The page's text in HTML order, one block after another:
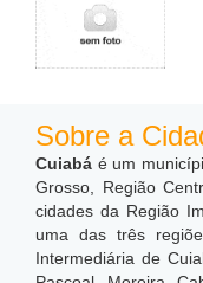
Sobre a
Cuiabá é um
Grosso, Região
cidades da Região
uma das três
Intermediária de